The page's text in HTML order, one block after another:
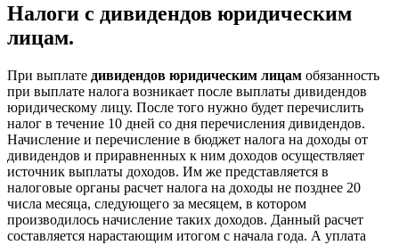
Налоги с дивидендов юридическим
лицам.
При выплате дивидендов юридическим лицам обязанность
при выплате налога возникает после выплаты дивидендов
юридическому лицу. После того нужно будет перечислить
налог в течение 10 дней со дня перечисления дивидендов.
Начисление и перечисление в бюджет налога на доходы от
дивидендов и приравненных к ним доходов осуществляет
источник выплаты доходов. Им же представляется в
налоговые органы расчет налога на доходы не позднее 20
числа месяца, следующего за месяцем, в котором
производилось начисление таких доходов. Данный расчет
составляется нарастающим итогом с начала года. А уплата